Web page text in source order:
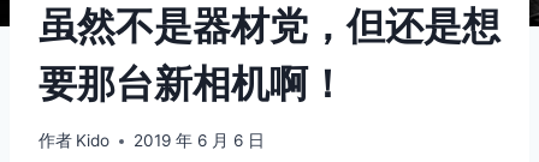
虽然不是器材党，但还是想
要那台新相机啊！
作者 Kido 2019 年 6 月 6 日